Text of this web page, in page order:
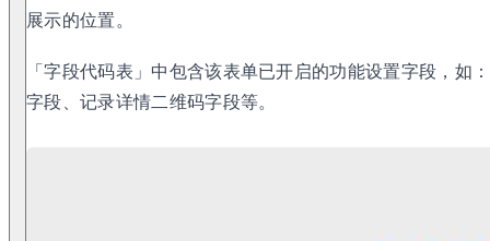
展示的位置。
「字段代码表」中包含该表单已开启的功能设置字段，如
字段、记录详情二维码字段等。